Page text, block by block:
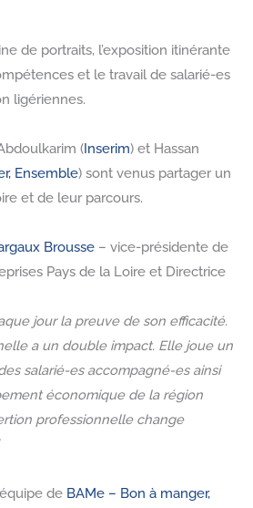
de portraits, l’exposition itinérante
et le travail de salarié-es
ligériennes.
(Inserim) et Hassan
Ensemble) sont venus partager un
et de leur parcours.
Brousse – vice-présidente de
Pays de la Loire et Directrice
jour la preuve de son efficacité.
a un double impact. Elle joue un
salarié-es accompagné-es ainsi
économique de la région
professionnelle change
de BAMe – Bon à manger,